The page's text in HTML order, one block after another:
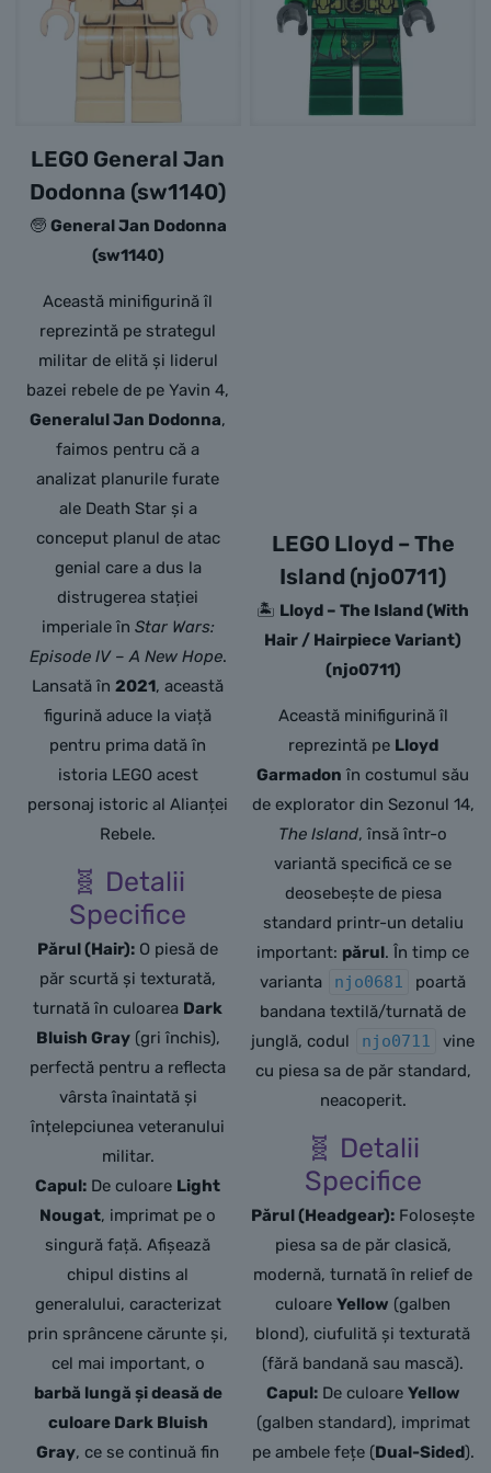
LEGO General Jan
Dodonna (sw1140)
🧓 General Jan Dodonna
(sw1140)
Această minifigurină îl
reprezintă pe strategul
militar de elită și liderul
bazei rebele de pe Yavin 4,
Generalul Jan Dodonna,
faimos pentru că a
analizat planurile furate
ale Death Star și a
conceput planul de atac
genial care a dus la
distrugerea stației
imperiale în Star Wars:
Episode IV – A New Hope.
Lansată în2021, această
figurină aduce la viață
pentru prima dată în
istoria LEGO acest
personaj istoric al Alianței
Rebele.
🧬 Detalii
Specifice
Părul (Hair): O piesă de
păr scurtă și texturată,
turnată în culoarea Dark
Bluish Gray(gri închis),
perfectă pentru a reflecta
vârsta înaintată și
înțelepciunea veteranului
militar.
Capul: De culoare Light
Nougat, imprimat pe o
singură față. Afișează
chipul distins al
generalului, caracterizat
prin sprâncene cărunte și,
cel mai important, o
barbă lungă și deasă de
culoare Dark Bluish
Gray, ce se continuă fin
LEGO Lloyd – The
Island (njo0711)
🏝️ Lloyd – The Island (With
Hair / Hairpiece Variant)
(njo0711)
Această minifigurină îl
reprezintă pe Lloyd
Garmadon în costumul său
de explorator din Sezonul 14,
The Island, însă într-o
variantă specifică ce se
deosebește de piesa
standard printr-un detaliu
important: părul. În timp ce
varianta
njo0681
poartă
bandana textilă/turnată de
junglă, codul
njo0711
vine
cu piesa sa de păr standard,
neacoperit.
🧬 Detalii
Specifice
Părul (Headgear): Folosește
piesa sa de păr clasică,
modernă, turnată în relief de
culoareYellow (galben
blond), ciufulită și texturată
(fără bandană sau mască).
Capul:De culoare Yellow
(galben standard), imprimat
pe ambele fețe (Dual-Sided).